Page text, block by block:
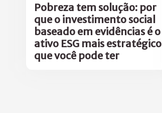
Pobreza tem solução: por
que o investimento social
baseado em evidências é o
ativo ESG mais estratégico
que você pode ter